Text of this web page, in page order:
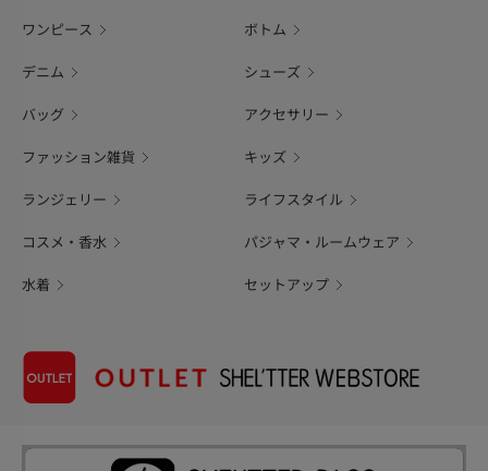
ワンピース ボトム
デニム シューズ
バッグ アクセサリー
ファッション雑貨 キッズ
ランジェリー ライフスタイル
コスメ・香水 パジャマ・ルームウェア
水着 セットアップ